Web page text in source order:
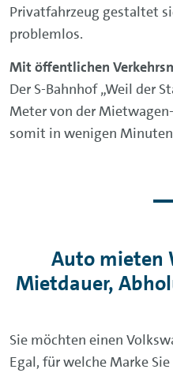
Privatfahrzeug gestaltet
problemlos.
Mit öffentlichen
Der S-Bahnhof „Weil der
Meter von der
somit in wenigen Minuten
Auto mieten
Mietdauer,
Sie möchten einen
Egal, für welche Marke